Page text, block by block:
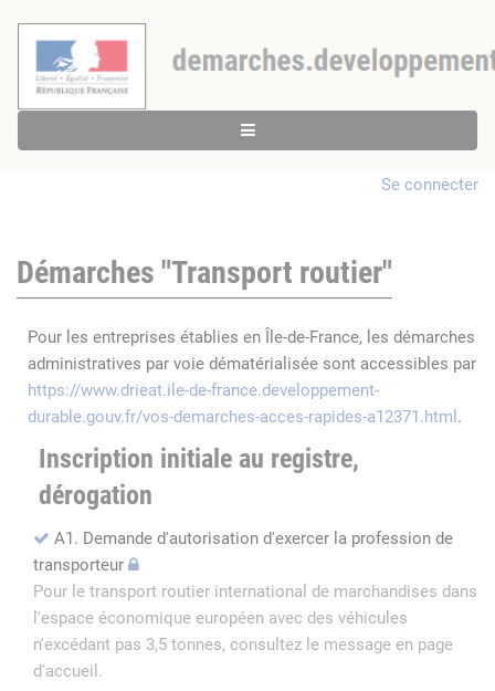
Se connecter
Démarches "Transport routier"
Pour les entreprises établies en Île-de-France, les démarches
administratives par voie dématérialisée sont accessibles par
https://www.drieat.ile-de-france.developpement-
durable.gouv.fr/vos-demarches-acces-rapides-a12371.html .
Inscription initiale au registre,
dérogation
A1. Demande d'autorisation d'exercer la profession de
transporteur
Pour le transport routier international de marchandises dans
l'espace économique européen avec des véhicules
n'excédant pas 3,5 tonnes, consultez le message en page
d'accueil.